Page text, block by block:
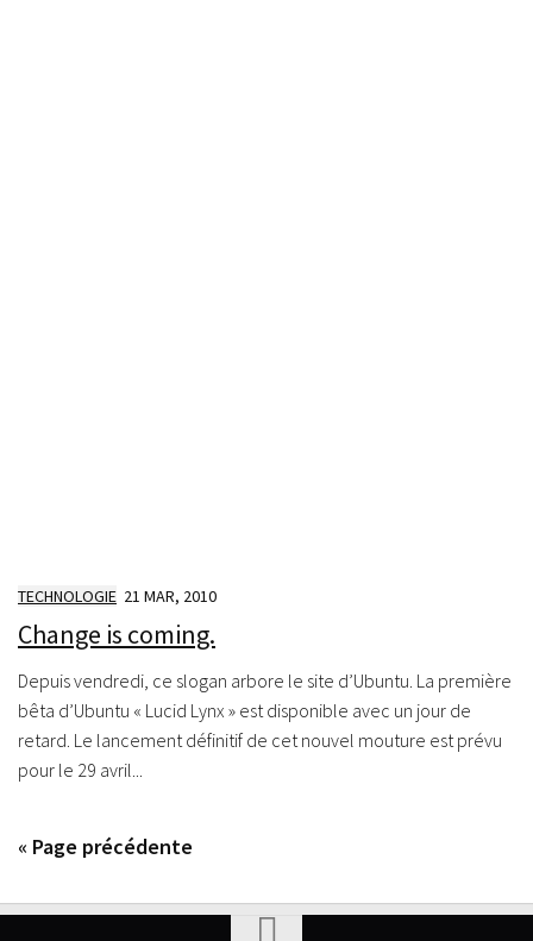
TECHNOLOGIE 21 MAR, 2010
Change is coming.
Depuis vendredi, ce slogan arbore le site d’Ubuntu. La première
bêta d’Ubuntu « Lucid Lynx » est disponible avec un jour de
retard. Le lancement définitif de cet nouvel mouture est prévu
pour le 29 avril...
« Page précédente